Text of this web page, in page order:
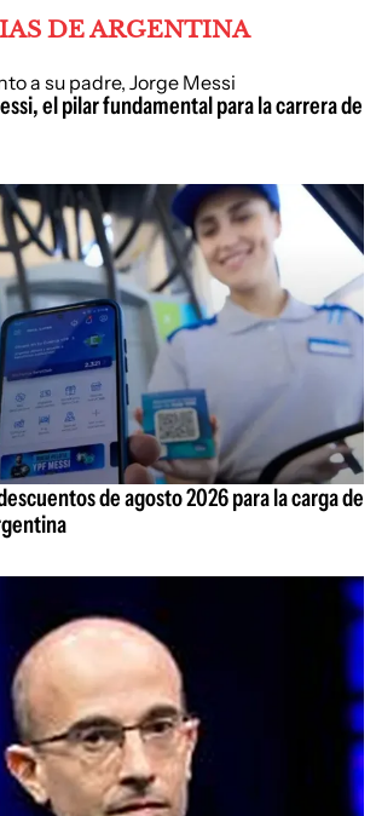
DE ARGENTINA
el pilar fundamental para la carrera de
de agosto 2026 para la carga de